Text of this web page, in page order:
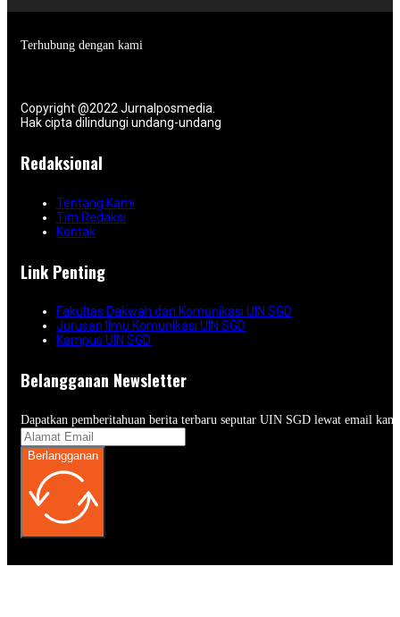
Terhubung dengan kami
Copyright @2022 Jurnalposmedia.
Hak cipta dilindungi undang-undang
Redaksional
Tentang Kami
Tim Redaksi
Kontak
Link Penting
Fakultas Dakwah dan Komunikasi UIN SGD
Jurusan Ilmu Komunikasi UIN SGD
Kampus UIN SGD
Belangganan Newsletter
Dapatkan pemberitahuan berita terbaru seputar UIN SGD lewat email
Berlangganan